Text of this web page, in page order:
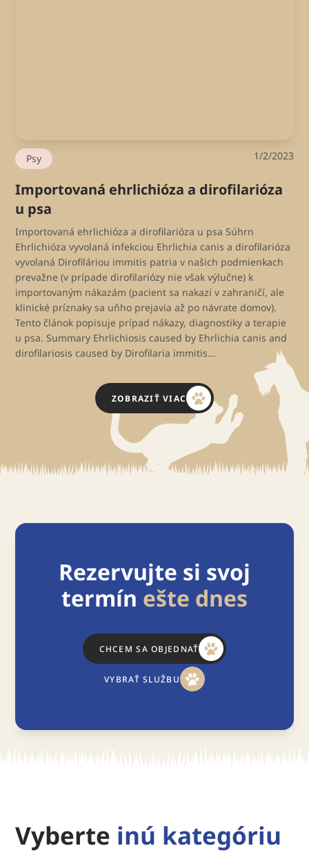
Psy 1/2/2023
Importovaná ehrlichióza a dirofilarióza
u psa
Importovaná ehrlichióza a dirofilarióza u psa Súhrn
Ehrlichióza vyvolaná infekciou Ehrlichia canis a dirofilarióza
vyvolaná Dirofiláriou immitis patria v našich podmienkach
prevažne (v prípade dirofilariózy nie však výlučne) k
importovaným nákazám (pacient sa nakazí v zahraničí, ale
klinické príznaky sa uňho prejavia až po návrate domov).
Tento článok popisuje prípad nákazy, diagnostiky a terapie
u psa. Summary Ehrlichiosis caused by Ehrlichia canis and
dirofilariosis caused by Dirofilaria immitis...
ZOBRAZIŤ VIAC
Rezervujte si svoj
termín ešte dnes
CHCEM SA OBJEDNAŤ
VYBRAŤ SLUŽBU
Vyberte inú kategóriu